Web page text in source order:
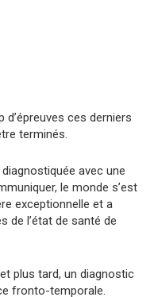
ces derniers
terminés.
avec une
le monde s’est
exceptionnelle et a
de l’état de santé de
plus tard, un diagnostic
fronto-temporale.